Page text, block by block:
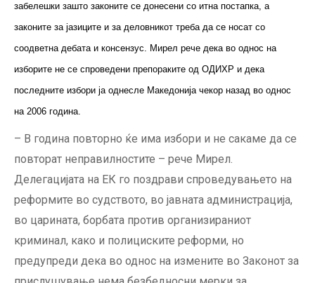
забелешки зашто законите се донесени со итна постапка, а
законите за јазиците и за деловникот треба да се носат со
соодветна дебата и консензус. Мирел рече дека во однос на
изборите не се спроведени препораките од ОДИХР и дека
последните избори ја однесле Македонија чекор назад во однос
на 2006 година.
– В година повторно ќе има избори и не сакаме да се
повторат неправилностите – рече Мирел.
Делегацијата на ЕК го поздрави спроведувањето на
реформите во судството, во јавната администрација,
во царината, борбата против организираниот
криминал, како и полициските реформи, но
предупреди дека во однос на измените во Законот за